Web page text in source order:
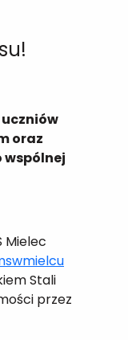
uczniów
oraz
wspólnej
Mielec
Stali
przez